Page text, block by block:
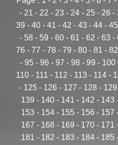
- 21 - 22 - 23- 24- 25- 26 -
39 - 40 - 41 - 42 - 43 - 44 - 45
- 58- 59 - 60- 61 - 62 - 63-
76 - 77 - 78 - 79 - 80 - 81 - 82
- 95 - 96 - 97 - 98 - 99 - 100
110 - 111 - 112 - 113 - 114 -
- 125- 126 - 127 - 128- 129
139 - 140 - 141 - 142 - 143
153 - 154 - 155 - 156 - 157
167 - 168 - 169 - 170 - 171
181 - 182 - 183 - 184 - 185